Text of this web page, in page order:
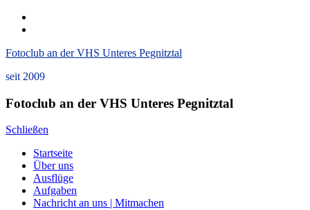
Zum
Inhalt
Impressum
Fotoclub an der VHS Unteres Pegnitztal
seit 2009
Fotoclub an der VHS Unteres Pegnitztal
Schließen
Startseite
Über uns
Ausflüge
Aufgaben
Nachricht an uns | Mitmachen